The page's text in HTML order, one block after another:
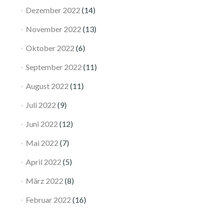
Dezember 2022 (14)
November 2022 (13)
Oktober 2022 (6)
September 2022 (11)
August 2022 (11)
Juli 2022 (9)
Juni 2022 (12)
Mai 2022 (7)
April 2022 (5)
März 2022 (8)
Februar 2022 (16)